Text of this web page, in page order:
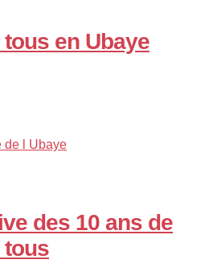
en Ubaye
de l Ubaye
des 10 ans de
tous